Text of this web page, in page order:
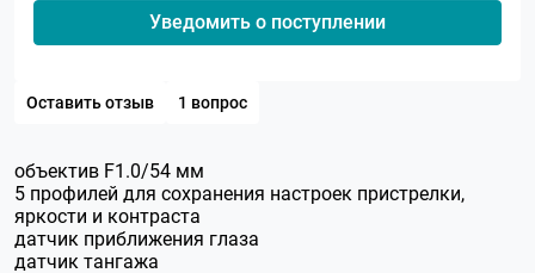
Уведомить о поступлении
Оставить отзыв 1 вопрос
объектив F1.0/54 мм
5 профилей для сохранения настроек пристрелки,
яркости и контраста
датчик приближения глаза
датчик тангажа